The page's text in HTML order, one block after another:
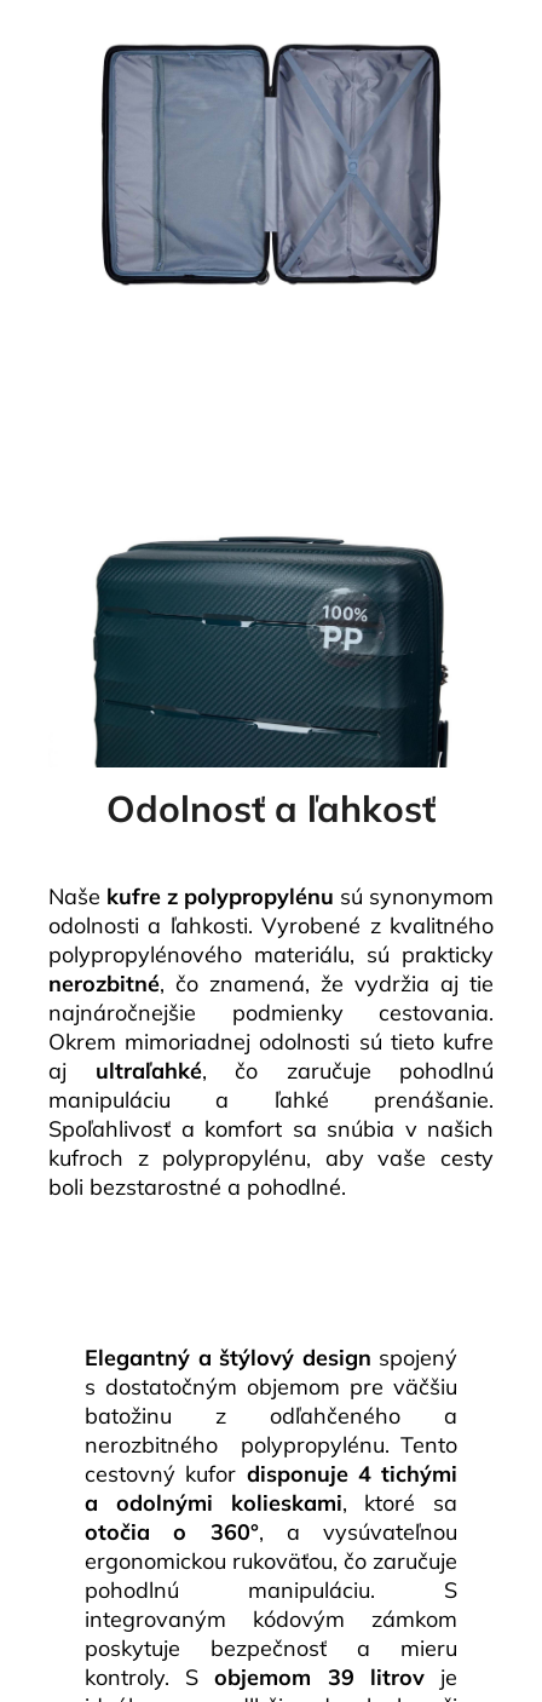
Odolnosť a ľahkosť
Naše kufre z polypropylénu sú synonymom
odolnosti a ľahkosti. Vyrobené z kvalitného
polypropylénového materiálu, sú prakticky
nerozbitné, čo znamená, že vydržia aj tie
najnáročnejšie podmienky cestovania.
Okrem mimoriadnej odolnosti sú tieto kufre
aj ultraľahké, čo zaručuje pohodlnú
manipuláciu a ľahké prenášanie.
Spoľahlivosť a komfort sa snúbia v našich
kufroch z polypropylénu, aby vaše cesty
boli bezstarostné a pohodlné.
Elegantný a štýlový design spojený
s dostatočným objemom pre väčšiu
batožinu z odľahčeného a
nerozbitného polypropylénu. Tento
cestovný kufor disponuje 4 tichými
a odolnými kolieskami, ktoré sa
otočia o 360°, a vysúvateľnou
ergonomickou rukoväťou, čo zaručuje
pohodlnú manipuláciu. S
integrovaným kódovým zámkom
poskytuje bezpečnosť a mieru
kontroly. Sobjemom 39 litrovje